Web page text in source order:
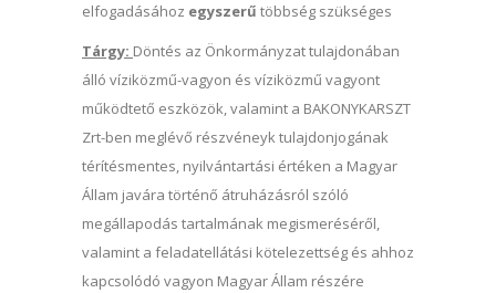
elfogadásához egyszerű többség szükséges
Tárgy: Döntés az Önkormányzat tulajdonában
álló víziközmű-vagyon és víziközmű vagyont
működtető eszközök, valamint a BAKONYKARSZT
Zrt-ben meglévő részvéneyk tulajdonjogának
térítésmentes, nyilvántartási értéken a Magyar
Állam javára történő átruházásról szóló
megállapodás tartalmának megismeréséről,
valamint a feladatellátási kötelezettség és ahhoz
kapcsolódó vagyon Magyar Állam részére